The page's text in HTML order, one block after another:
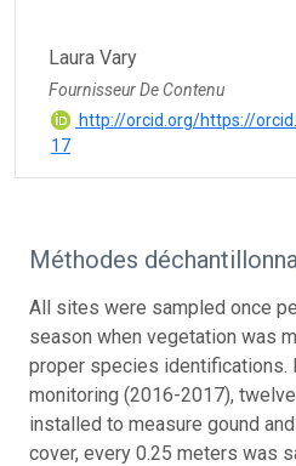
Laura Vary
Fournisseur De Contenu
http://orcid.org/https://
17
Méthodes
All sites were sampled once
season when vegetation was
proper species identifications.
monitoring (2016-2017),
installed to measure gound
cover, every 0.25 meters was